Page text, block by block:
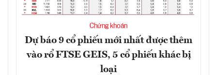
Chứng khoán
Dự báo 9 cổ phiếu mới nhất được thêm
vào rổ FTSE GEIS, 5 cổ phiếu khác bị
loại